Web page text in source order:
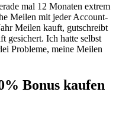
mal 12 Monaten extrem
Meilen mit jeder Account-
Meilen kauft, gutschreibt
gesichert. Ich hatte selbst
Probleme, meine Meilen
Bonus kaufen